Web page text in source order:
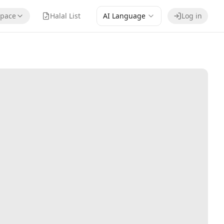
Halal List AI Language Log in